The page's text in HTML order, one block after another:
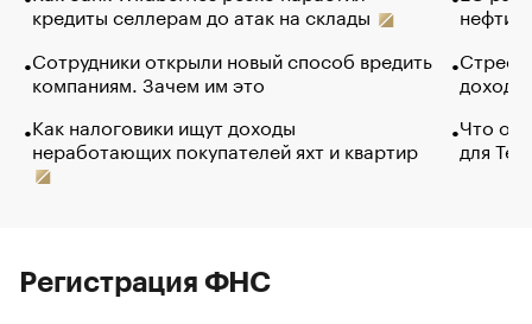
кредиты селлерам до атак на склады
Сотрудники открыли новый способ вредить
компаниям. Зачем им это
Как налоговики ищут доходы
неработающих покупателей яхт и квартир
нефти
Что
для
Регистрация ФНС